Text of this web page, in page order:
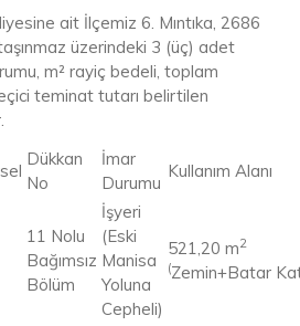
ait İlçemiz 6. Mıntıka, 2686
üzerindeki 3 (üç) adet
m² rayiç bedeli, toplam
teminat tutarı belirtilen
Dükkan
No
İmar
Durumu
Kullanım Alanı
11 Nolu
Bağımsız
Bölüm
İşyeri
(Eski
Manisa
Yoluna
Cepheli)
521,20 m2
(Zemin+Batar